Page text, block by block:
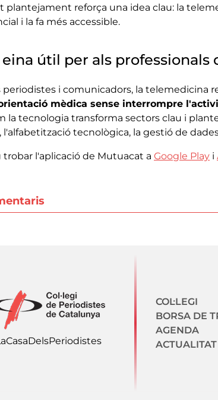
plantejament reforça una idea clau: la
i la fa més accessible.
eina útil per als professionals
periodistes i comunicadors, la telemedicina
mèdica sense interrompre
la tecnologia transforma sectors clau i
l'alfabetització tecnològica, la gestió de
trobar l'aplicació de Mutuacat a Google Play i
COL·LEGI
BORSA DE
AGENDA
ACTUALITAT